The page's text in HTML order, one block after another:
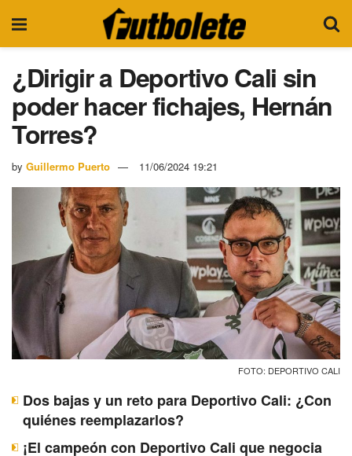
¿Dirigir a Deportivo Cali sin
poder hacer fichajes, Hernán
Torres?
by Guillermo Puerto 11/06/2024 19:21
FOTO: DEPORTIVO CALI
Dos bajas y un reto para Deportivo Cali: ¿Con
quiénes reemplazarlos?
¡El campeón con Deportivo Cali que negocia